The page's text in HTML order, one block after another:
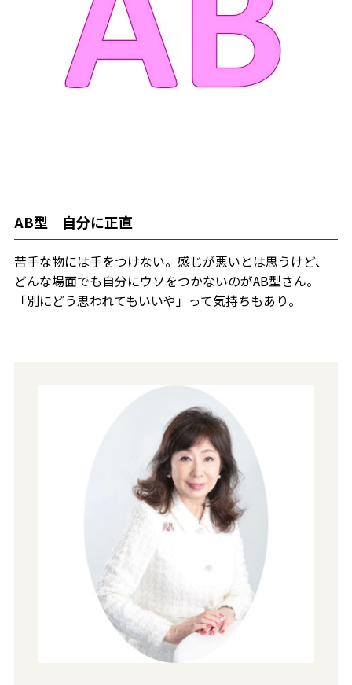
AB型 自分に正直
苦手な物には手をつけない。感じが悪いとは思うけど、
どんな場面でも自分にウソをつかないのがAB型さん。
「別にどう思われてもいいや」って気持ちもあり。